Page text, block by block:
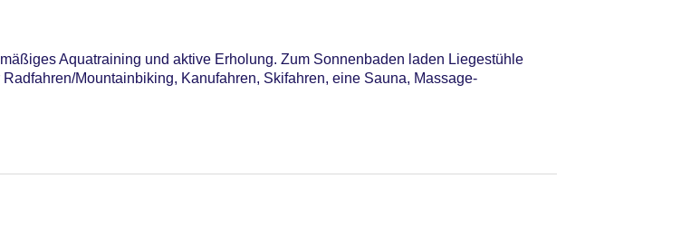
Aquatraining und aktive Erholung. Zum Sonnenbaden laden Liegestühle
Mountainbiking, Kanufahren, Skifahren, eine Sauna, Massage-